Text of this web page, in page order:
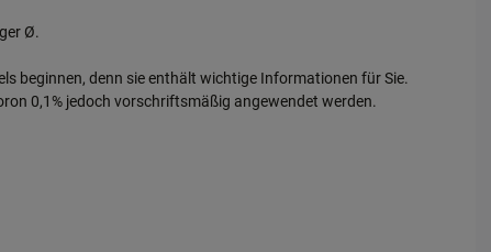
Ø.
beginnen, denn sie enthält wichtige Informationen für Sie.
0,1% jedoch vorschriftsmäßig angewendet werden.